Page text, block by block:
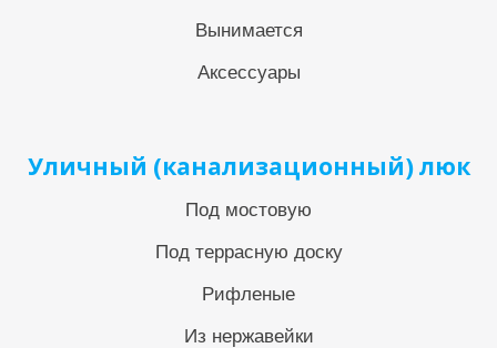
Вынимается
Аксессуары
Уличный (канализационный) люк
Под мостовую
Под террасную доску
Рифленые
Из нержавейки